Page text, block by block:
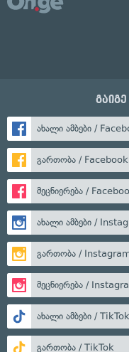
ახალი ამბები /
გართობა / Facebook
მეცნიერება /
ახალი ამბები /
გართობა /
მეცნიერება /
ახალი ამბები / TikTok
გართობა / TikTok